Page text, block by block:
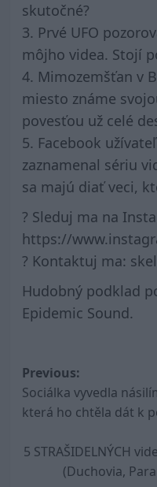
skutočné?
3. Prvé UFO
môjho videa. Stojí
4. Mimozemšťan v
miesto známe
povesťou už celé
5. Facebook
zaznamenal sériu
sa majú diať veci,
? Sleduj ma na
https://
? Kontaktuj ma:
Hudobný podklad
Epidemic Sound.
Post
navigation
Previous:
Sociálka vyvedla
která ho chtěla dát k
5 STRAŠIDELNÝCH
(Duchovia,